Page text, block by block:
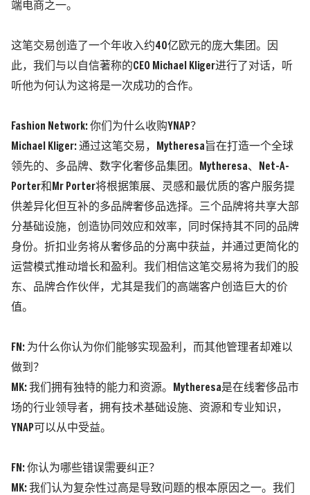
端电商之一。
这笔交易创造了一个年收入约40亿欧元的庞大集团。因
此，我们与以自信著称的CEO Michael Kliger进行了对话，听
听他为何认为这将是一次成功的合作。
Fashion Network: 你们为什么收购YNAP？
Michael Kliger: 通过这笔交易，Mytheresa旨在打造一个全球
领先的、多品牌、数字化奢侈品集团。Mytheresa、Net-A-
Porter和Mr Porter将根据策展、灵感和最优质的客户服务提
供差异化但互补的多品牌奢侈品选择。三个品牌将共享大部
分基础设施，创造协同效应和效率，同时保持其不同的品牌
身份。折扣业务将从奢侈品的分离中获益，并通过更简化的
运营模式推动增长和盈利。我们相信这笔交易将为我们的股
东、品牌合作伙伴，尤其是我们的高端客户创造巨大的价
值。
FN: 为什么你认为你们能够实现盈利，而其他管理者却难以
做到？
MK: 我们拥有独特的能力和资源。Mytheresa是在线奢侈品市
场的行业领导者，拥有技术基础设施、资源和专业知识，
YNAP可以从中受益。
FN: 你认为哪些错误需要纠正？
MK: 我们认为复杂性过高是导致问题的根本原因之一。我们